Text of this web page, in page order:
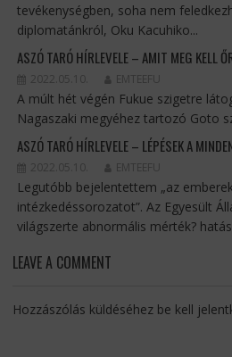
tevékenységben, soha nem
diplomatánkról, Oku Kacuhiko...
ASZÓ TARÓ HÍRLEVELE – AMIT MEG KELL
2022.05.10. EMTEEFU
A múlt hét végén Fukue szigetre
Nagaszaki megyéhez tartozó Goto
ASZÓ TARÓ HÍRLEVELE – LÉPÉSEK A
2022.05.10. EMTEEFU
Legutóbb bejelentettem „az
intézkedéssorozatot”. Az Egyesült
világszerte abnormális mérték?
LEAVE A COMMENT
Hozzászólás küldéséhez be kell